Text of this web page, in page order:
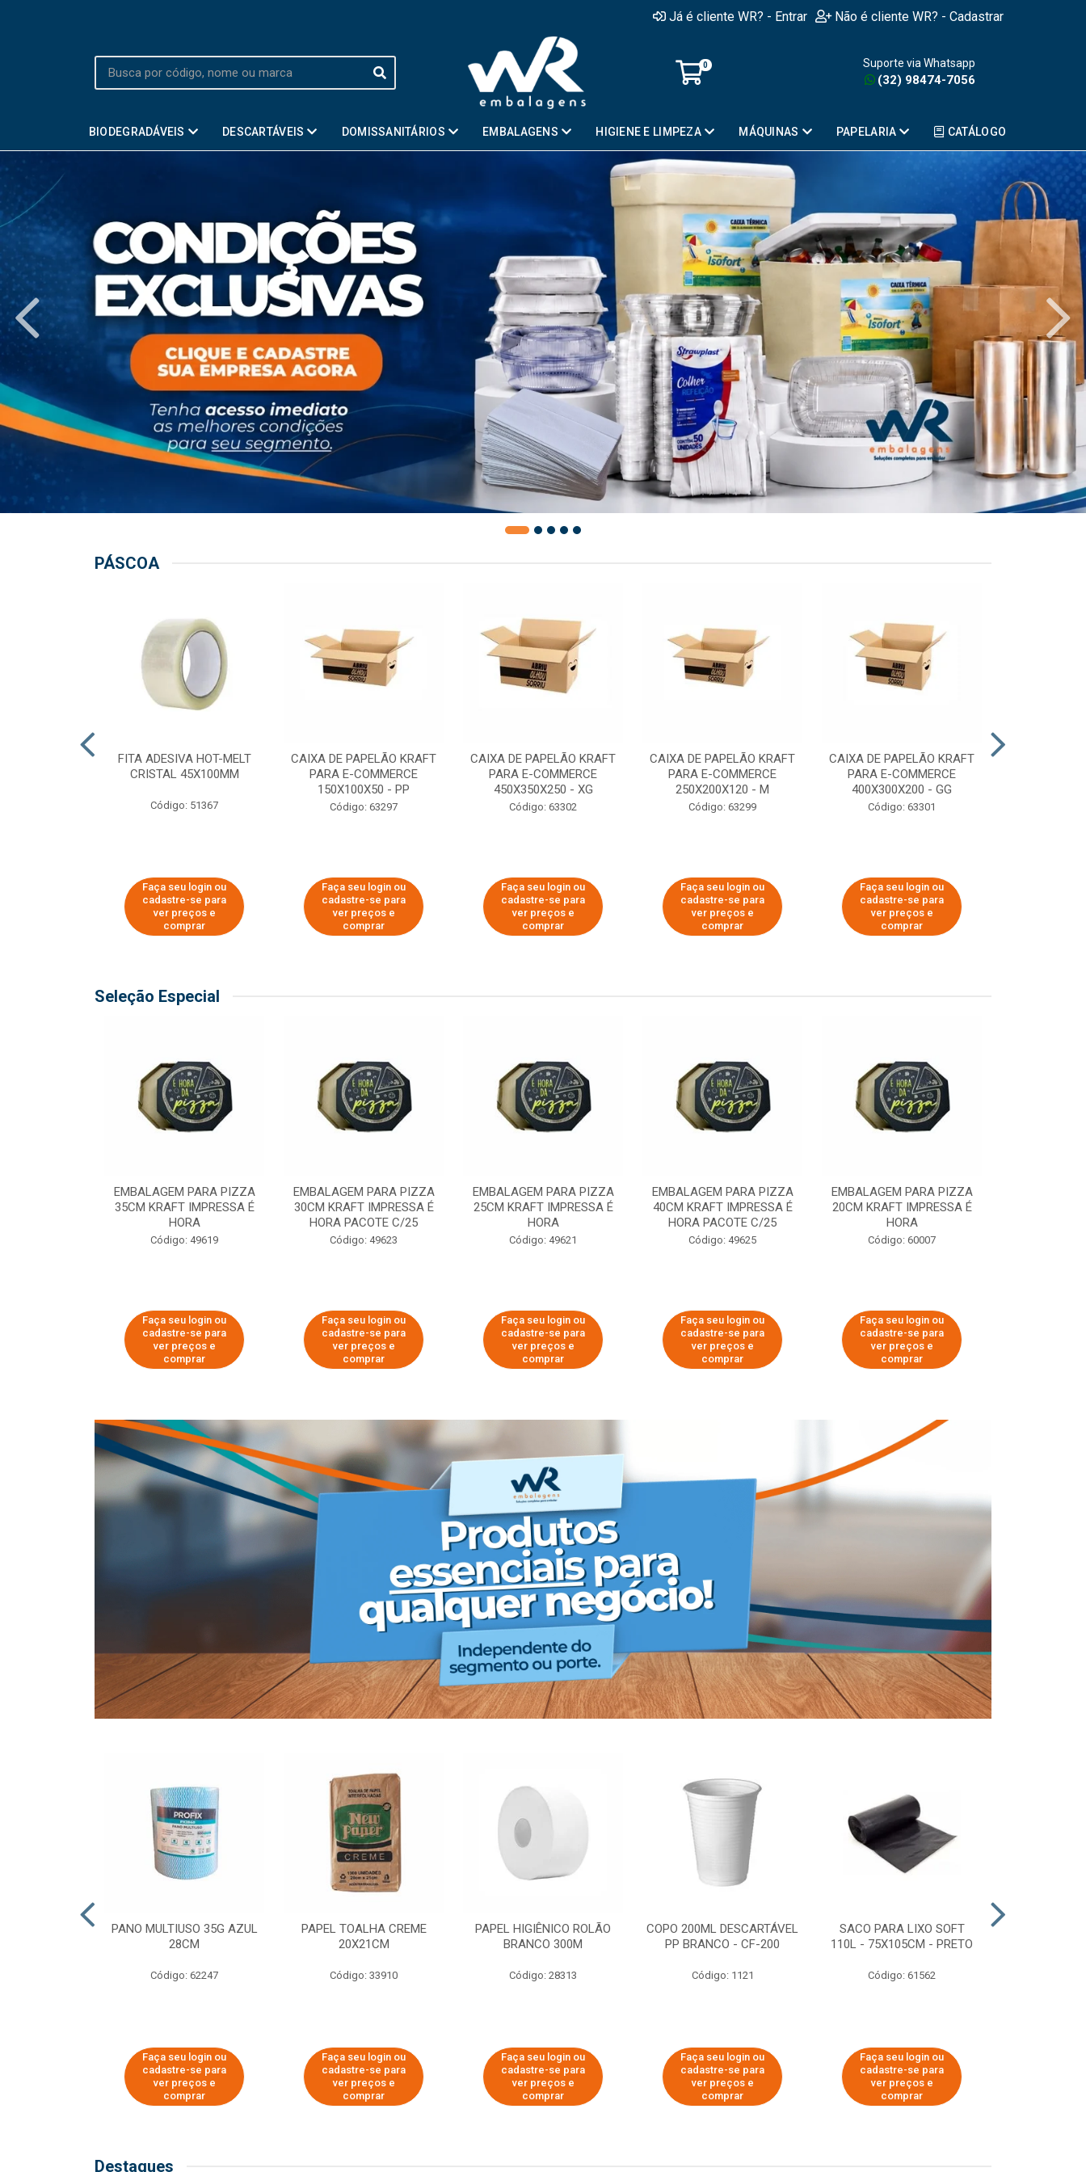
Já é cliente WR? - Entrar Não é cliente WR? - Cadastrar
0 Suporte via Whatsapp
(32) 98474-7056
BIODEGRADÁVEIS DESCARTÁVEIS DOMISSANITÁRIOS EMBALAGENS HIGIENE E LIMPEZA MÁQUINAS PAPELARIA CATÁLOGO
PÁSCOA
FITA ADESIVA HOT-MELT
CRISTAL 45X100MM
Código: 51367
Faça seu login ou
cadastre-se para
ver preços e
comprar
CAIXA DE PAPELÃO KRAFT
PARA E-COMMERCE
150X100X50 - PP
Código: 63297
Faça seu login ou
cadastre-se para
ver preços e
comprar
CAIXA DE PAPELÃO KRAFT
PARA E-COMMERCE
450X350X250 - XG
Código: 63302
Faça seu login ou
cadastre-se para
ver preços e
comprar
CAIXA DE PAPELÃO KRAFT
PARA E-COMMERCE
250X200X120 - M
Código: 63299
Faça seu login ou
cadastre-se para
ver preços e
comprar
CAIXA DE PAPELÃO KRAFT
PARA E-COMMERCE
400X300X200 - GG
Código: 63301
Faça seu login ou
cadastre-se para
ver preços e
comprar
Seleção Especial
EMBALAGEM PARA PIZZA
35CM KRAFT IMPRESSA É
HORA
Código: 49619
Faça seu login ou
cadastre-se para
ver preços e
comprar
EMBALAGEM PARA PIZZA
30CM KRAFT IMPRESSA É
HORA PACOTE C/25
Código: 49623
Faça seu login ou
cadastre-se para
ver preços e
comprar
EMBALAGEM PARA PIZZA
25CM KRAFT IMPRESSA É
HORA
Código: 49621
Faça seu login ou
cadastre-se para
ver preços e
comprar
EMBALAGEM PARA PIZZA
40CM KRAFT IMPRESSA É
HORA PACOTE C/25
Código: 49625
Faça seu login ou
cadastre-se para
ver preços e
comprar
EMBALAGEM PARA PIZZA
20CM KRAFT IMPRESSA É
HORA
Código: 60007
Faça seu login ou
cadastre-se para
ver preços e
comprar
PANO MULTIUSO 35G AZUL
28CM
Código: 62247
Faça seu login ou
cadastre-se para
ver preços e
comprar
PAPEL TOALHA CREME
20X21CM
Código: 33910
Faça seu login ou
cadastre-se para
ver preços e
comprar
PAPEL HIGIÊNICO ROLÃO
BRANCO 300M
Código: 28313
Faça seu login ou
cadastre-se para
ver preços e
comprar
COPO 200ML DESCARTÁVEL
PP BRANCO - CF-200
Código: 1121
Faça seu login ou
cadastre-se para
ver preços e
comprar
SACO PARA LIXO SOFT
110L - 75X105CM - PRETO
Código: 61562
Faça seu login ou
cadastre-se para
ver preços e
comprar
Destaques